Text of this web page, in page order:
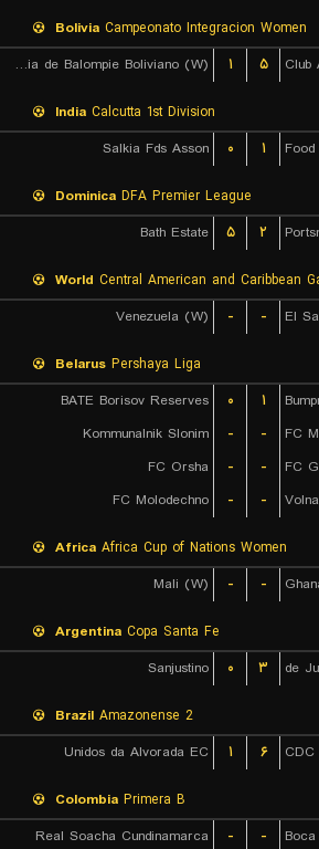
Bolivia Campeonato Integracion Women
Academia de Balompie Boliviano (W)
۱ ۵ Club
India Calcutta 1st Division
Salkia Fds Asson
۰ ۱
Dominica DFA Premier League
Bath Estate
۵ ۲
World Central American and Caribbean
Venezuela (W)
- - El
Belarus Pershaya Liga
BATE Borisov Reserves
۰ ۱
Kommunalnik Slonim
- -
FC
FC Orsha
- -
FC
FC Molodechno
- -
Africa Africa Cup of Nations Women
Mali (W)
- -
Argentina Copa Santa Fe
Sanjustino
۰ ۳
Brazil Amazonense 2
Unidos da Alvorada EC
۱ ۶
Colombia Primera B
Real Soacha Cundinamarca
- -